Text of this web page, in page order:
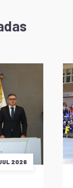
2026